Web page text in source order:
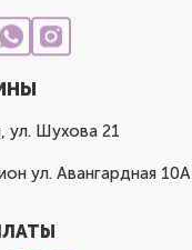
ул. Шухова 21
ул. Авангардная 10А